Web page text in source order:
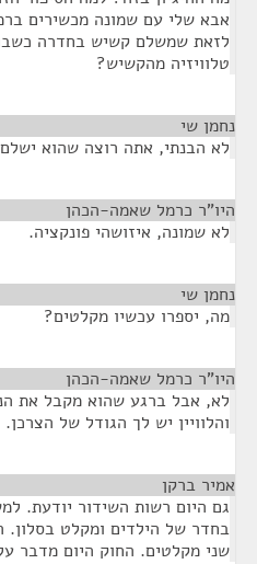
אבא שלי עם שמונה מכשירים
לזאת שמשלם קשיש בחדרה
טלוויזיה מהקשיש?
נחמן שי
לא הבנתי, אתה רוצה שהוא
היו"ר כרמל שאמה-הכהן
לא שמונה, איזושהי פונקציה.
נחמן שי
מה, יספרו עכשיו מקלטים?
היו"ר כרמל שאמה-הכהן
לא, אבל ברגע שהוא מקבל את
והלוויין יש לך הגודל של הצרכן.
אמיר ברקן
גם היום רשות השידור יודעת.
בחדר של הילדים ומקלט בסלון.
שני מקלטים. החוק היום מדבר